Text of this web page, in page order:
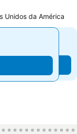
Unidos da América